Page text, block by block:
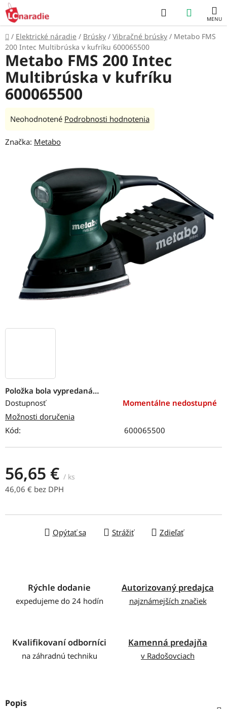
Prejsť
na
obsah
Hľadať
KOŠÍK
Domov
/ Elektrické náradie / Brúsky / Vibračné brúsky / Metabo FMS
200 Intec Multibrúska v kufríku 600065500
Položka bola vypredaná…
Dostupnosť
Momentálne nedostupné
Možnosti doručenia
Kód:
600065500
56,65 € / ks
46,06 € bez DPH
Opýtať sa Strážiť Zdieľať
Metabo FMS 200 Intec
Multibrúska v kufríku
600065500
Priemerné
produktu
hviezdičiek.
Neohodnotené Podrobnosti hodnotenia
Značka: Metabo
Rýchle dodanie
expedujeme do 24 hodín
Autorizovaný predajca
najznámejších značiek
Kvalifikovaní odborníci
na záhradnú techniku
Kamenná predajňa
v Radošovciach
Popis